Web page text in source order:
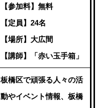
【参加料】無料
【定員】24名
【場所】大広間
【講師】「赤い玉手箱」
板橋区で頑張る人々の活
動やイベント情報、板橋